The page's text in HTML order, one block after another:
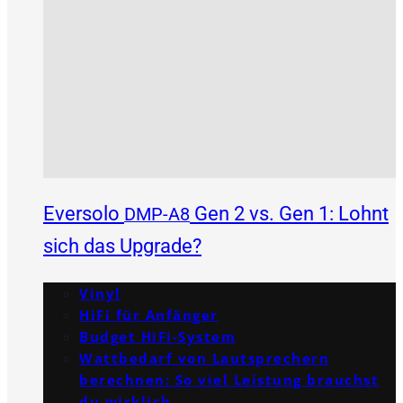
Eversolo DMP-A8 Gen 2 vs. Gen 1: Lohnt
sich das Upgrade?
Vinyl
HiFi für Anfänger
Budget HiFi-System
Wattbedarf von Lautsprechern
berechnen: So viel Leistung brauchst